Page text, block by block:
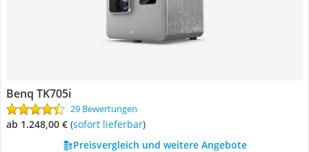
Benq TK705i
29 Bewertungen
ab 1.248,00 € ( Sofort lieferbar)
Preisvergleich und weitere Angebote